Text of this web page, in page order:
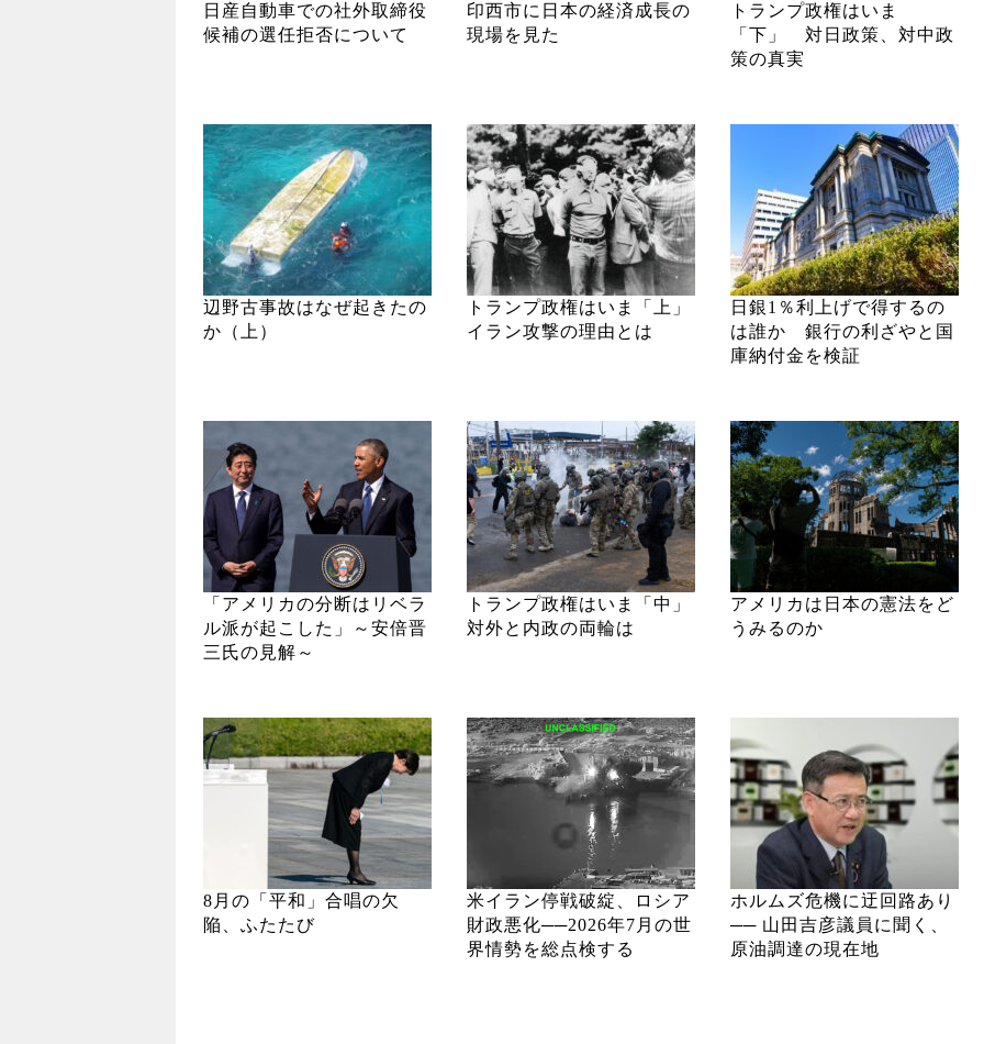
日産自動車での社外取締役
候補の選任拒否について
印西市に日本の経済成長の
現場を見た
トランプ政権はいま
「下」 対日政策、対中政
策の真実
辺野古事故はなぜ起きたの
か（上）
トランプ政権はいま「上」
イラン攻撃の理由とは
日銀1％利上げで得するの
は誰か 銀行の利ざやと国
庫納付金を検証
「アメリカの分断はリベラ
ル派が起こした」～安倍晋
三氏の見解～
トランプ政権はいま「中」
対外と内政の両輪は
アメリカは日本の憲法をど
うみるのか
8月の「平和」合唱の欠
陥、ふたたび
米イラン停戦破綻、ロシア
財政悪化──2026年7月の世
界情勢を総点検する
ホルムズ危機に迂回路あり
── 山田吉彦議員に聞く、
原油調達の現在地